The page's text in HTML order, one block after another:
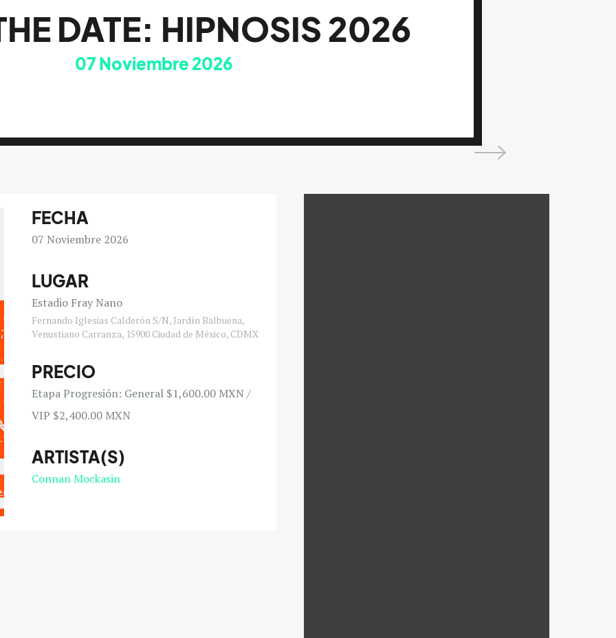
DATE: HIPNOSIS 2026
07 Noviembre 2026
FECHA
07 Noviembre 2026
LUGAR
Estadio Fray Nano
Fernando Iglesias Calderón S/N, Jardín Balbuena,
Venustiano Carranza, 15900 Ciudad de México, CDMX
PRECIO
Etapa Progresión: General $1,600.00 MXN /
VIP $2,400.00 MXN
ARTISTA(S)
Connan Mockasin